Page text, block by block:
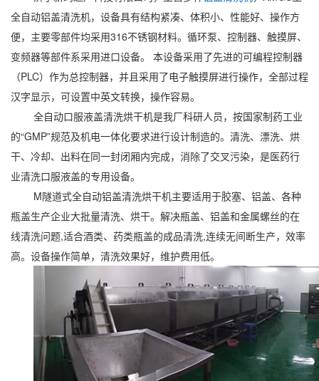
全自动铝盖清洗机，设备具有结构紧凑、体积小、性能好、操作方
便，主要零部件均采用316不锈钢材料。循环泵、控制器、触摸屏、
变频器等部件系采用进口设备。 本设备采用了先进的可编程控制器
（PLC）作为总控制器，并且采用了电子触摸屏进行操作，全部过程
汉字显示，可设置中英文转换，操作容易。
全自动口服液盖清洗烘干机是我厂科研人员，按国家制药工业
的“GMP”规范及机电一体化要求进行设计制造的。清洗、漂洗、烘
干、冷却、出料在同一封闭厢内完成，消除了交叉污染，是医药行
业清洗口服液盖的专用设备。
M隧道式全自动铝盖清洗烘干机主要适用于胶塞、铝盖、各种
瓶盖生产企业大批量清洗、烘干。解决瓶盖、铝盖和金属螺丝的在
线清洗问题,适合酒类、药类瓶盖的成品清洗,连续无间断生产，效率
高。设备操作简单，清洗效果好，维护费用低。